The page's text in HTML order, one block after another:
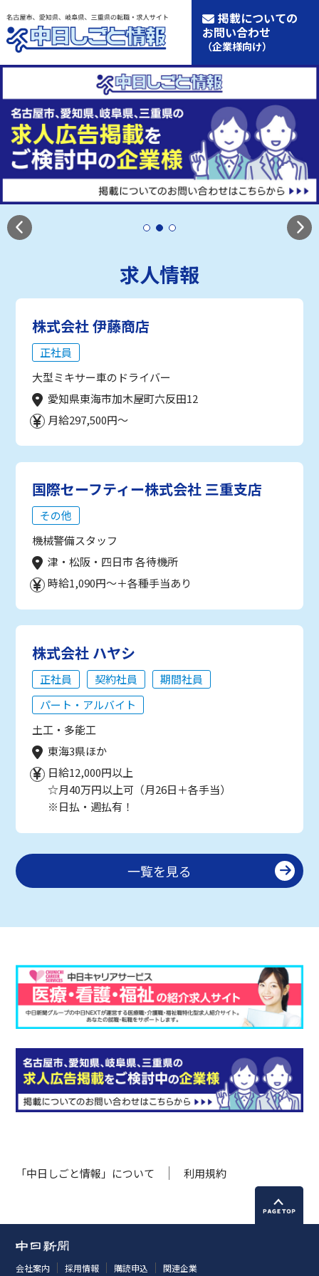
掲載についての
お問い合わせ
（企業様向け）
求人情報
株式会社 伊藤商店
正社員
大型ミキサー車のドライバー
愛知県東海市加木屋町六反田12
月給297,500円～
国際セーフティー株式会社 三重支店
その他
機械警備スタッフ
津・松阪・四日市 各待機所
時給1,090円～＋各種手当あり
株式会社 ハヤシ
正社員 契約社員
期間社員
パート・アルバイト
土工・多能工
東海3県ほか
日給12,000円以上
☆月40万円以上可（月26日＋各手当）
※日払・週払有！
一覧を見る
「中日しごと情報」について 利用規約
会社案内 採用情報 購読申込 関連企業